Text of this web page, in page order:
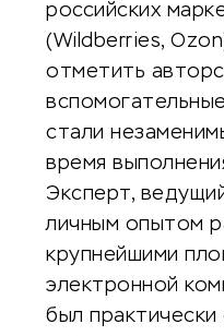
российских
(Wildberries,
отметить
стали
время
Эксперт,
личным опытом
крупнейшими
электронной
был